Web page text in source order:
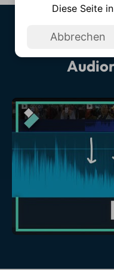
Wie
Diese Seite
Abbrechen